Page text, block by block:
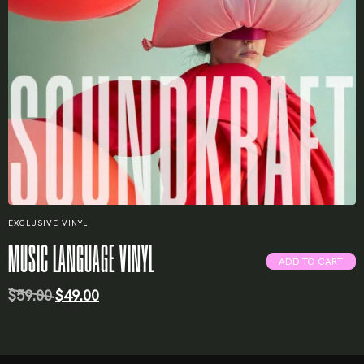
EXCLUSIVE VINYL
MUSIC LANGUAGE VINYL
$59.00$49.00
ADD TO CART